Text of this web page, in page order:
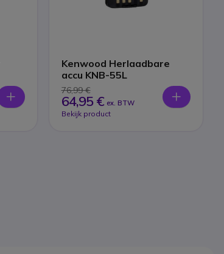
Kenwood Herlaadbare
accu KNB-55L
76,99 €
64,95 € ex. BTW
Bekijk product